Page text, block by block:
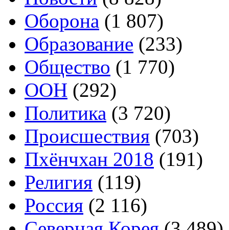
Оборона (1 807)
Образование (233)
Общество (1 770)
ООН (292)
Политика (3 720)
Происшествия (703)
Пхёнчхан 2018 (191)
Религия (119)
Россия (2 116)